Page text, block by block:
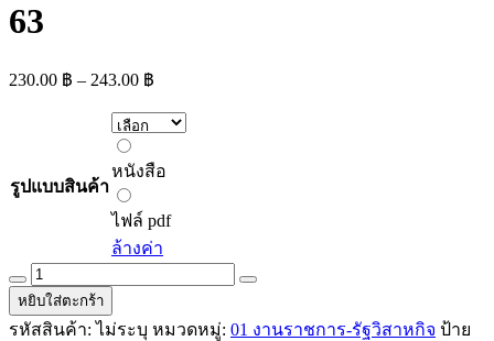
63
230.00 ฿ – 243.00 ฿
230.00 ฿
243.00 ฿
รูปแบบสินค้า
หนังสือ
หนังสือ
ไฟล์
pdf
ไฟล์ pdf
ล้างค่า
คู่มือ
เตรียม
สอบ
หยิบใส่ตะกร้า
รหัสสินค้า:ไม่ระบุ หมวดหมู่: 01 งานราชการ-รัฐวิสาหกิจ ป้าย